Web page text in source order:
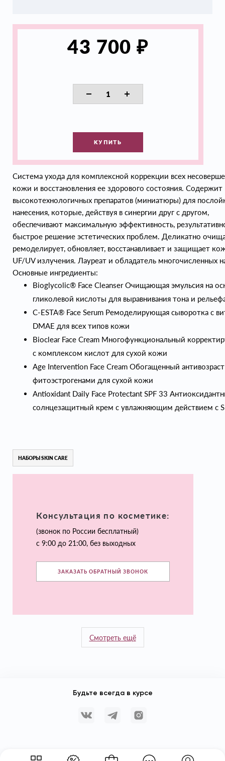
43 700₽
КУПИТЬ
Система ухода для комплексной коррекции всех
кожи и восстановления ее здорового состояния. Содержит
высокотехнологичных препаратов (миниатюры) для
нанесения, которые, действуя в синергии друг с другом,
обеспечивают максимальную эффективность,
быстрое решение эстетических проблем. Деликатно
ремоделирует, обновляет, восстанавливает и защищает
UF/UV излучения. Лауреат и обладатель многочисленных
Основные ингредиенты:
Bioglycolic® Face Cleanser Очищающая эмульсия на
гликолевой кислоты для выравнивания тона и
C-ESTA® Face Serum Ремоделирующая сыворотка с
DMAE для всех типов кожи
Bioclear Face Cream Многофункциональный
с комплексом кислот для сухой кожи
Age Intervention Face Cream Обогащенный
фитоэстрогенами для сухой кожи
Antioxidant Daily Face Protectant SPF 33
солнцезащитный крем с увлажняющим действием с
НАБОРЫ SKIN CARE
Консультация по косметике:
(звонок по России бесплатный)
с 9:00 до 21:00, без выходных
ЗАКАЗАТЬ ОБРАТНЫЙ ЗВОНОК
Смотреть ещё
Будьте всегда в курсе